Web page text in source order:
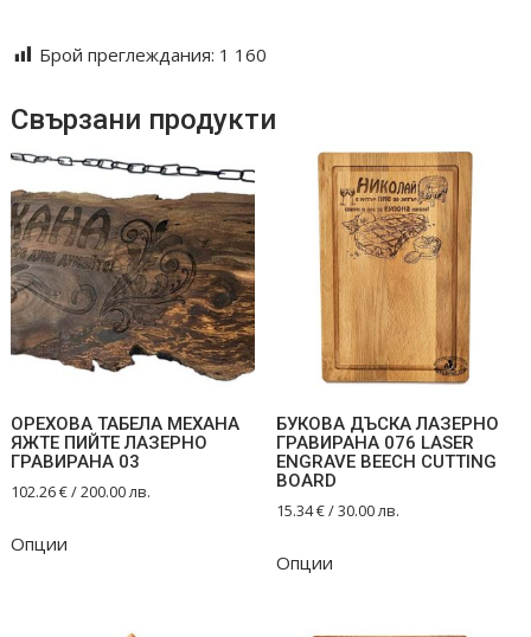
Брой преглеждания: 1 160
Свързани продукти
ОРЕХОВА ТАБЕЛА МЕХАНА
ЯЖТЕ ПИЙТЕ ЛАЗЕРНО
ГРАВИРАНА 03
102.26€/ 200.00 лв.
Опции
БУКОВА ДЪСКА ЛАЗЕРНО
ГРАВИРАНА 076 LASER
ENGRAVE BEECH CUTTING
BOARD
15.34€/ 30.00 лв.
Опции